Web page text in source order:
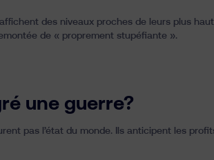
des niveaux proches de leurs plus
de « proprement stupéfiante ».
une guerre?
pas l’état du monde. Ils anticipent les